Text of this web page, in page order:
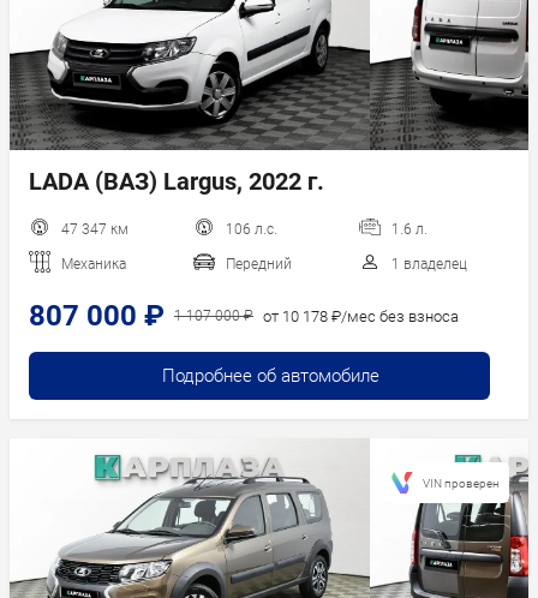
LADA (ВАЗ) Largus, 2022 г.
47 347 км 106 л.с. 1.6 л.
Механика Передний 1 владелец
807 000 ₽ 1 107 000 ₽ от 10 178 ₽/мес без взноса
Подробнее об автомобиле
VIN проверен